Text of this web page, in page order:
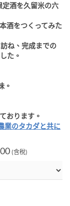
酒を久留米の六
酒をつくってみた
ね、完成までの
た。
。
おります。
業のタカダと共に
(含稅)